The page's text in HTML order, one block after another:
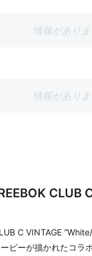
情報があり
情報があり
CLUB
C VINTAGE
ピーが描かれたコラ